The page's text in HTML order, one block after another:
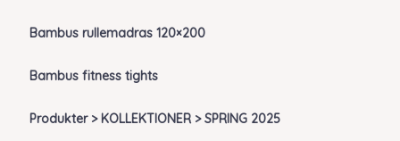
Bambus rullemadras 120×200
Bambus fitness tights
Produkter > KOLLEKTIONER > SPRING 2025